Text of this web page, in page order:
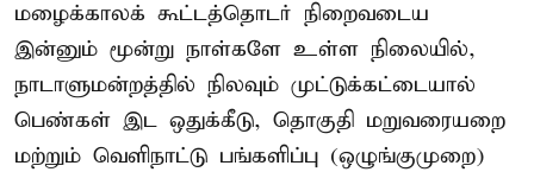
மழைக்காலக் கூட்டத்தொடர் நிறைவடைய
இன்னும் மூன்று நாள்களே உள்ள நிலையில்,
நாடாளுமன்றத்தில் நிலவும் முட்டுக்கட்டையால்
பெண்கள் இட ஒதுக்கீடு, தொகுதி மறுவரையறை
மற்றும் வெளிநாட்டு பங்களிப்பு (ஒழுங்குமுறை)